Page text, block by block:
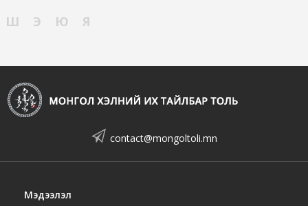
Ш
Э Ю Я
contact@mongoltoli.mn
Мэдээлэл